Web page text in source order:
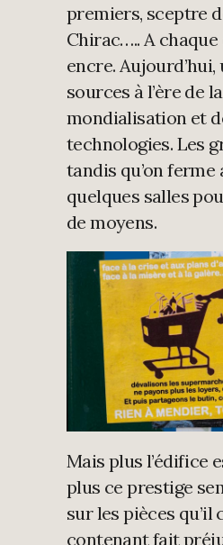
premiers, sceptre
Chirac….. A
encre.
sources à l’ère de la
mondialisation et
technologies. Les
tandis qu’on ferme
quelques salles
de moyens.
Mais plus l’édifice
plus ce prestige
sur les pièces qu’il
contenant fait